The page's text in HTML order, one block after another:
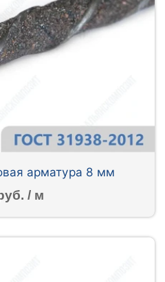
арматура 8 мм
/ м